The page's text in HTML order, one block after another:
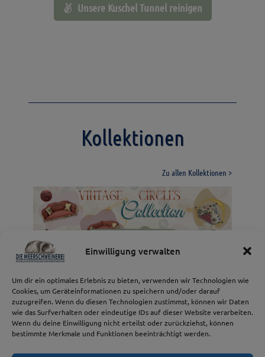
Einwilligung verwalten
Um dir ein optimales Erlebnis zu bieten, verwenden wir Technologien wie
Cookies, um Geräteinformationen zu speichern und/oder darauf
zuzugreifen. Wenn du diesen Technologien zustimmst, können wir Daten
wie das Surfverhalten oder eindeutige IDs auf dieser Website verarbeiten.
Wenn du deine Einwilligung nicht erteilst oder zurückziehst, können
bestimmte Merkmale und Funktionen beeinträchtigt werden.
Unsere Kuschel Tunnel reinigen
Kollektionen
Zu allen Kollektionen >
Daisy Dreams Collection
Spring Collection Daisy Dreams
Spiritual BOHO
Collection
Spiritual BOHO Collection
Collection
Jeans Collection
Jeans Collection
Launiges Gemüse
Launiges Gemüse
Design Collection
Design Collection